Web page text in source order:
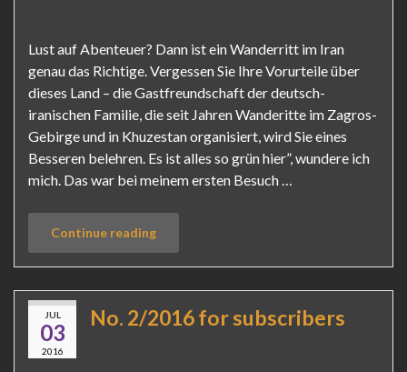
Lust auf Abenteuer? Dann ist ein Wanderritt im Iran
genau das Richtige. Vergessen Sie Ihre Vorurteile über
dieses Land – die Gastfreundschaft der deutsch-
iranischen Familie, die seit Jahren Wanderitte im Zagros-
Gebirge und in Khuzestan organisiert, wird Sie eines
Besseren belehren. Es ist alles so grün hier”, wundere ich
mich. Das war bei meinem ersten Besuch …
Continue reading
JUL
03
2016
No. 2/2016 for subscribers